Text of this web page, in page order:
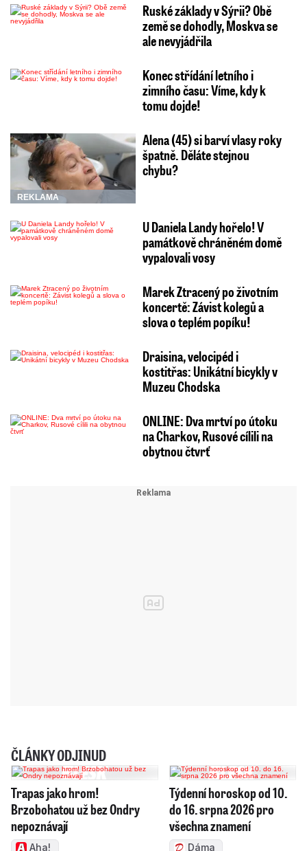
Ruské základy v Sýrii? Obě
země se dohodly, Moskva se
ale nevyjádřila
Konec střídání letního i
zimního času: Víme, kdy k
tomu dojde!
REKLAMA
Alena (45) si barví vlasy roky
špatně. Děláte stejnou
chybu?
U Daniela Landy hořelo! V
památkově chráněném domě
vypalovali vosy
Marek Ztracený po životním
koncertě: Závist kolegů a
slova o teplém popíku!
Draisina, velocipéd i
kostitřas: Unikátní bicykly v
Muzeu Chodska
ONLINE: Dva mrtví po útoku
na Charkov, Rusové cílili na
obytnou čtvrť
ČLÁNKY ODJINUD
Trapas jako hrom!
Brzobohatou už bez Ondry
nepoznávají
Aha!
Týdenní horoskop od 10.
do 16. srpna 2026 pro
všechna znamení
Dáma